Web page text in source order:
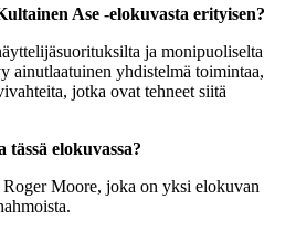
Ase -elokuvasta erityisen?
ja monipuoliselta
ainutlaatuinen yhdistelmä toimintaa,
jotka ovat tehneet siitä
elokuvassa?
Roger Moore, joka on yksi elokuvan